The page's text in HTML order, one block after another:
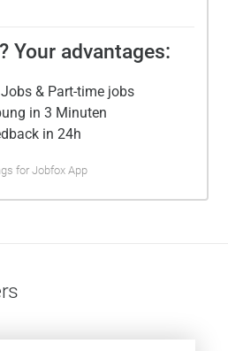
Your advantages:
& Part-time jobs
in 3 Minuten
in 24h
for Jobfox App